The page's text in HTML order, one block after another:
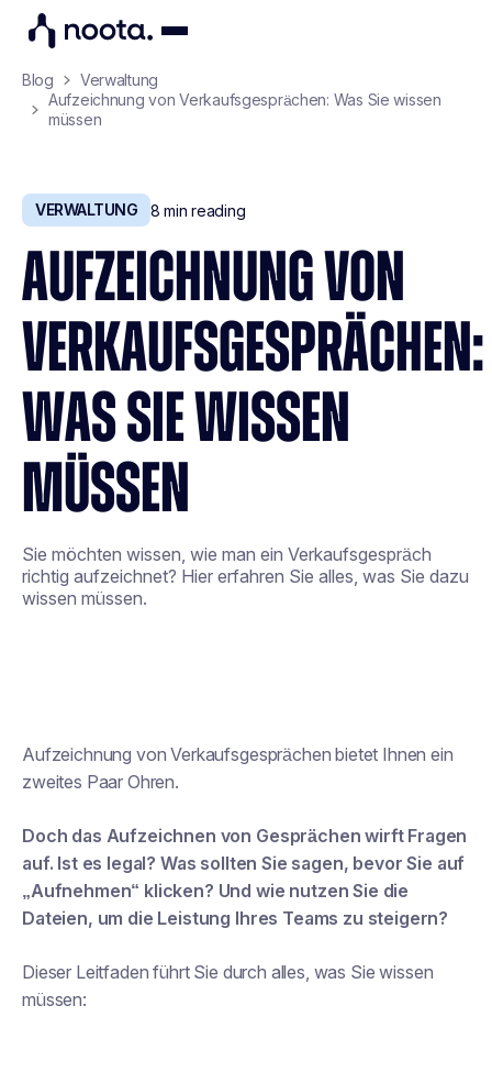
Blog
Verwaltung
Aufzeichnung von Verkaufsgesprächen: Was Sie wissen
müssen
VERWALTUNG 8 min reading
AUFZEICHNUNG VON
VERKAUFSGESPRÄCHEN:
WAS SIE WISSEN
MÜSSEN
Sie möchten wissen, wie man ein Verkaufsgespräch
richtig aufzeichnet? Hier erfahren Sie alles, was Sie dazu
wissen müssen.
Aufzeichnung von Verkaufsgesprächen bietet Ihnen ein
zweites Paar Ohren.
Doch das Aufzeichnen von Gesprächen wirft Fragen
auf. Ist es legal? Was sollten Sie sagen, bevor Sie auf
„Aufnehmen“ klicken? Und wie nutzen Sie die
Dateien, um die Leistung Ihres Teams zu steigern?
Dieser Leitfaden führt Sie durch alles, was Sie wissen
müssen: